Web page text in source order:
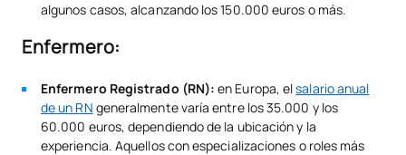
algunos casos, alcanzando los 150.000 euros o más.
Enfermero:
Enfermero Registrado (RN): en Europa, elsalario anual
de un RN generalmente varía entre los 35.000 y los
60.000 euros, dependiendo de la ubicación y la
experiencia. Aquellos con especializaciones o roles más